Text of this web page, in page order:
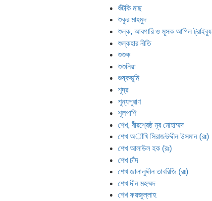
শুঁটকি মাছ
শুকুর মাহমুদ
শুল্ক, আবগারি ও মূসক আপিল
শুল্কহার নীতি
শুশুক
শুশুনিয়া
শুষ্কভূমি
শূদ্র
শূন্যপুরাণ
শূলপাণি
শেখ, বীরশ্রেষ্ঠ নূর মোহাম্মদ
শেখ অাঁখি সিরাজউদ্দীন উসমান (রঃ)
শেখ আলাউল হক (রঃ)
শেখ চাঁদ
শেখ জালালুদ্দীন তাবরিজি (রঃ)
শেখ দীন মহম্মদ
শেখ ফয়জুল্লাহ